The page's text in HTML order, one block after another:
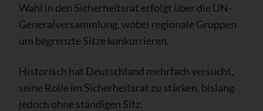
Wahl in den Sicherheitsrat erfolgt über die UN-
Generalversammlung, wobei regionale Gruppen
um begrenzte Sitze konkurrieren.
Historisch hat Deutschland mehrfach versucht,
seine Rolle im Sicherheitsrat zu stärken, bislang
jedoch ohne ständigen Sitz.